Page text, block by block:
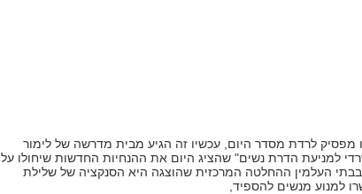
לרדת מסדר היום, עכשיו זה הגיע מבית מדרשה של לימור
למניעת הדרת נשים" שהציג היום את ההנחיות החדשות שיחולו על
העלמין ההחלטה המרכזית שהוצגה היא הסנקציה של שלילת
למנוע מנשים להספיד,